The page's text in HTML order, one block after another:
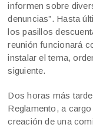
informen sobre
denuncias”. Hasta
los pasillos
reunión funcionará
instalar el tema,
siguiente.
Dos horas más
Reglamento, a
creación de una